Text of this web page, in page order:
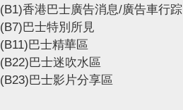
(B1)香港巴士廣告消息/廣告車行踪
(B7)巴士特別所見
(B11)巴士精華區
(B22)巴士迷吹水區
(B23)巴士影片分享區